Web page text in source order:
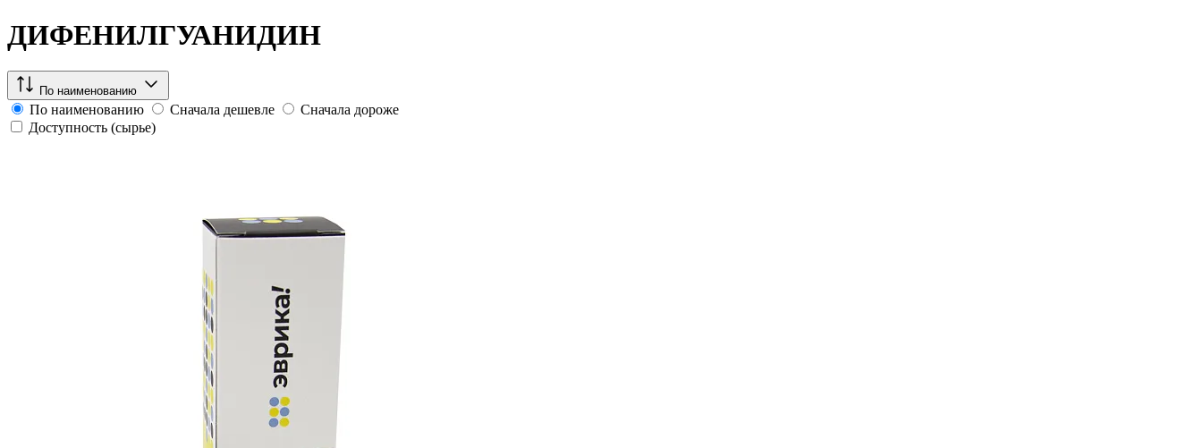
ДИФЕНИЛГУАНИДИН
По наименованию
По наименованию Сначала дешевле
Сначала дороже
Доступность (сырье)